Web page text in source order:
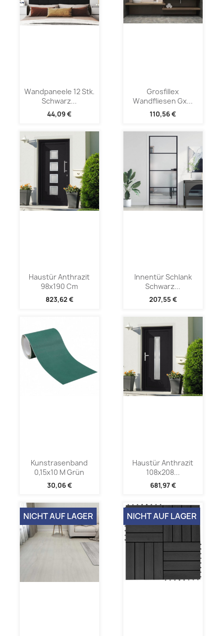
Wandpaneele 12 Stk.
Schwarz...
44,09 €
Grosfillex
Wandfliesen Gx...
110,56 €
Haustür Anthrazit
98x190 Cm
823,62 €
Innentür Schlank
Schwarz...
207,55 €
Kunstrasenband
0,15x10 M Grün
30,06 €
Haustür Anthrazit
108x208...
681,97 €
NICHT AUF LAGER NICHT AUF LAGER